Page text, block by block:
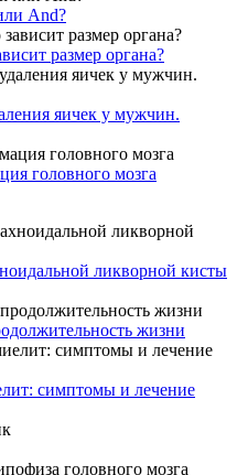
And?
размер органа?
яичек у мужчин.
головного мозга
ликворной кисты
жизни
симптомы и лечение